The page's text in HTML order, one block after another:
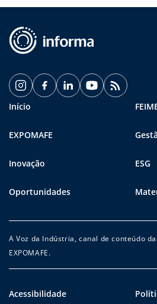
Início
EXPOMAFE
Inovação ESG
Oportunidades
A Voz da Indústria, canal de conteúdo
EXPOMAFE.
Acessibilidade